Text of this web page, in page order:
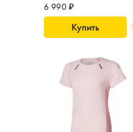
6 990 ₽
Купить